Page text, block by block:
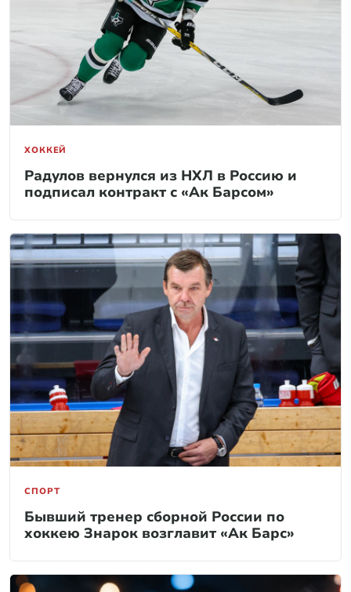
ХОККЕЙ
Радулов вернулся из НХЛ в Россию и
подписал контракт с «Ак Барсом»
СПОРТ
Бывший тренер сборной России по
хоккею Знарок возглавит «Ак Барс»